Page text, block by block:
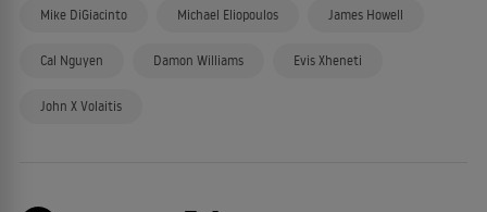
Mike DiGiacinto Michael Eliopoulos James Howell
Cal Nguyen Damon Williams Evis Xheneti
John X Volaitis